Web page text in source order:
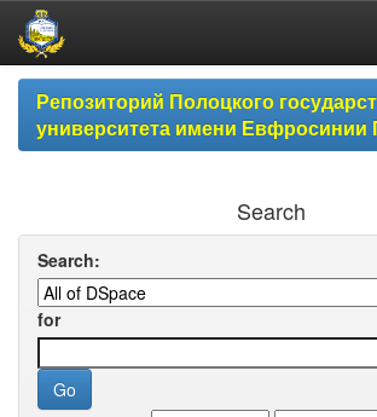
Skip
navigationРепозиторий Полоцкого
университета имени Евфросинии
Search
Search:
for